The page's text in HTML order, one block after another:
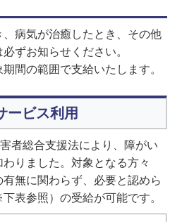
病気が治癒したとき、その他
ずお知らせください。
間の範囲で支給いたします。
ービス利用
者総合支援法により、障がい
りました。対象となる方々
無に関わらず、必要と認めら
表参照）の受給が可能です。